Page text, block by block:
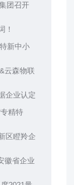
团召开
！
新中小
云森物联
企业认定
精特
区瞪羚企
徽省企业